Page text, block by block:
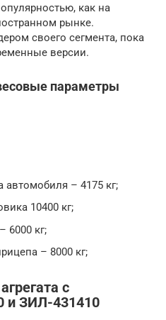
как на
рынке.
своего сегмента, пока
версии.
параметры
– 4175 кг;
10400 кг;
6000 кг;
– 8000 кг;
с
и ЗИЛ-431410